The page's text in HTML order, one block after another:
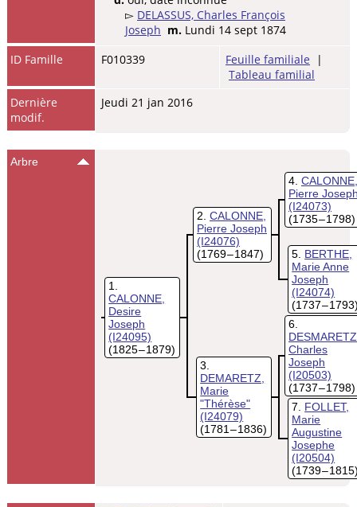
▻ DELASSUS, Charles François
Joseph m. Lundi 14 sept 1874
ID Famille
F010339 Feuille familiale |
Tableau familial
Dernière
modif.
Jeudi 21 jan 2016
Arbre
1
CALONNE,
Desire
Joseph
(I24095)
(1825 – 1879)
2 CALONNE,
Pierre Joseph
(I24076)
(1769 – 1847)
4 CALONNE,
Pierre
(I24073)
(1735 – 1798)
5 BERTHE,
Marie Anne
Joseph
(I24074)
(1737 –
3
DEMARETZ,
Marie
"Thérèse"
(I24079)
(1781 – 1836)
6
Charles
Joseph
(I20503)
(1737 – 1798)
7
FOLLET,
Marie
Augustine
Josephe
(I20504)
(1739 –